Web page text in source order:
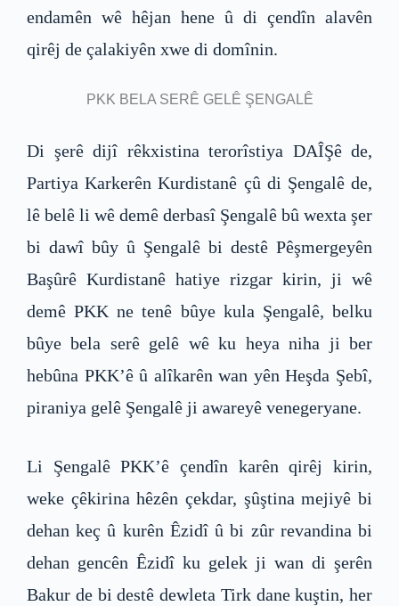
endamên wê hêjan hene û di çendîn alavên
qirêj de çalakiyên xwe di domînin.
PKK BELA SERÊ GELÊ ŞENGALÊ
Di şerê dijî rêkxistina terorîstiya DAÎŞê de,
Partiya Karkerên Kurdistanê çû di Şengalê de,
lê belê li wê demê derbasî Şengalê bû wexta şer
bi dawî bûy û Şengalê bi destê Pêşmergeyên
Başûrê Kurdistanê hatiye rizgar kirin, ji wê
demê PKK ne tenê bûye kula Şengalê, belku
bûye bela serê gelê wê ku heya niha ji ber
hebûna PKK’ê û alîkarên wan yên Heşda Şebî,
piraniya gelê Şengalê ji awareyê venegeryane.
Li Şengalê PKK’ê çendîn karên qirêj kirin,
weke çêkirina hêzên çekdar, şûştina mejiyê bi
dehan keç û kurên Êzidî û bi zûr revandina bi
dehan gencên Êzidî ku gelek ji wan di şerên
Bakur de bi destê dewleta Tirk dane kuştin, her